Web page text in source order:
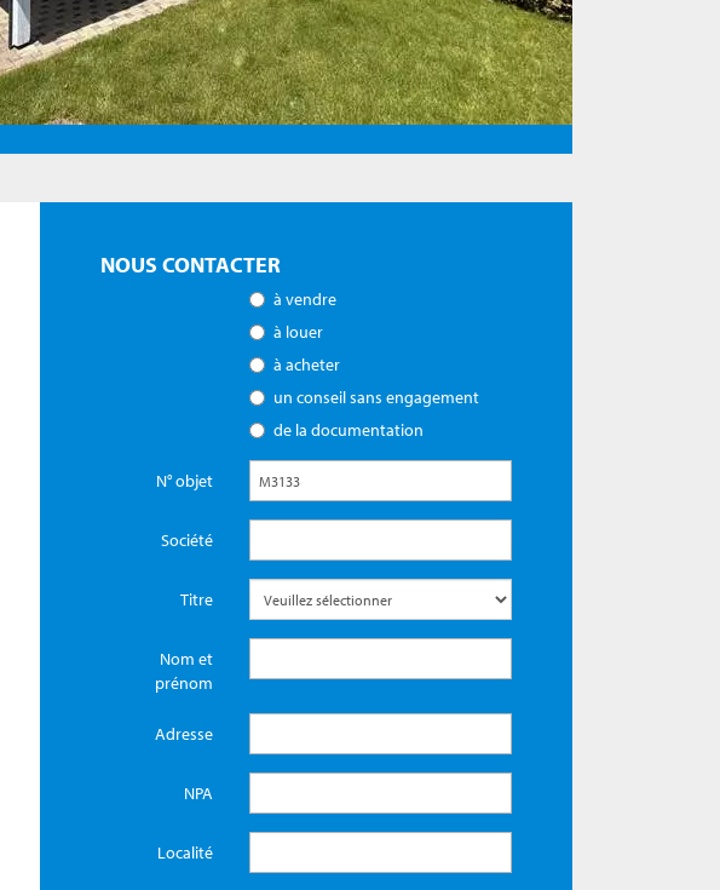
NOUS CONTACTER
à vendre
à louer
à acheter
un conseil sans engagement
de la documentation
N° objet
Société
Titre
Nom et
prénom
Adresse
NPA
Localité